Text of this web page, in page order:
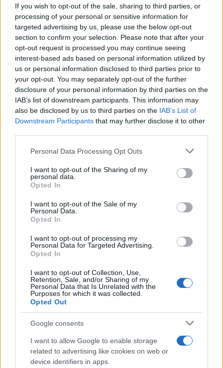
If you wish to opt-out of the sale, sharing to third parties, or
processing of your personal or sensitive information for
targeted advertising by us, please use the below opt-out
section to confirm your selection. Please note that after your
opt-out request is processed you may continue seeing
interest-based ads based on personal information utilized by
us or personal information disclosed to third parties prior to
your opt-out. You may separately opt-out of the further
disclosure of your personal information by third parties on the
IAB’s list of downstream participants. This information may
also be disclosed by us to third parties on the IAB’s List of
Downstream Participants that may further disclose it to other
Please note that this website/app uses one or more Google
not limited to your visit or usage behaviour. You may click to
grant or deny consent to Google and its third-party tags to
use your data for below specified purposes in below Google
consent section.
Personal Data Processing Opt Outs
I want to opt-out of the Sharing of my
personal data.
Opted In
I want to opt-out of the Sale of my
Personal Data.
Opted In
I want to opt-out of processing my
Personal Data for Targeted Advertising.
Opted In
I want to opt-out of Collection, Use,
Retention, Sale, and/or Sharing of my
Personal Data that Is Unrelated with the
Purposes for which it was collected.
Opted Out
Google consents
I want to allow Google to enable storage
related to advertising like cookies on web or
device identifiers in apps.
Las vistas mientras navegábamos por los lagos
eran absolutamente increíbles: montañas
nevadas que se adentraban en los lagos, cascadas
de casas de colores y esas siluetas naturales de
las montañas por las que Italia y Suiza son
famosas, todo ello empapado con vasos de
burbuja mientras navegábamos.
Pronto empezamos a ver a lo lejos el lugar donde
AUTOR
Redacción Viajar365.com